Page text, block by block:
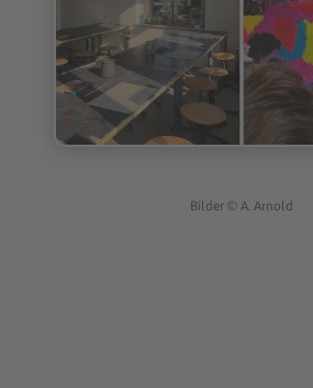
Bilder© A. Arnold